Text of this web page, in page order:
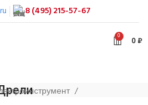
8 (495) 215-57-67
0 0₽